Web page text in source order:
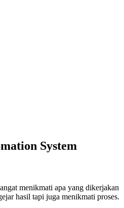
System
menikmati apa yang dikerjakan
hasil tapi juga menikmati proses.